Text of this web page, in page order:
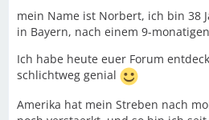
mein Name ist Norbert, ich bin 38
in Bayern, nach einem 9-
Ich habe heute euer Forum
schlichtweg genial
Amerika hat mein Streben nach